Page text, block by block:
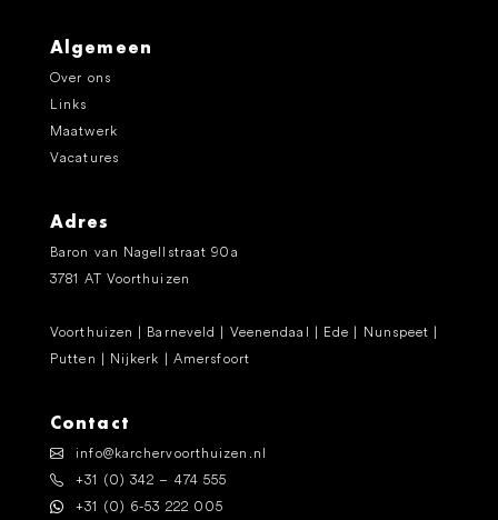
Algemeen
Over ons
Links
Maatwerk
Vacatures
Adres
Baron van Nagellstraat 90a
3781 AT Voorthuizen
Voorthuizen | Barneveld | Veenendaal | Ede | Nunspeet |
Putten | Nijkerk | Amersfoort
Contact
info@karchervoorthuizen.nl
+31 (0) 342 – 474 555
+31 (0) 6-53 222 005